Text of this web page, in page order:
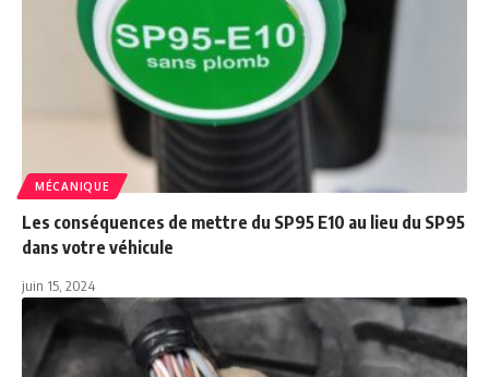
MÉCANIQUE
Les conséquences de mettre du SP95 E10 au lieu du SP95
dans votre véhicule
juin 15, 2024